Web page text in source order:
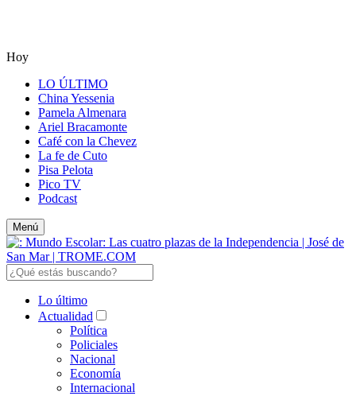
Hoy
LO ÚLTIMO
China Yessenia
Pamela Almenara
Ariel Bracamonte
Café con la Chevez
La fe de Cuto
Pisa Pelota
Pico TV
Podcast
Menú
Lo último
Actualidad
Política
Policiales
Nacional
Economía
Internacional